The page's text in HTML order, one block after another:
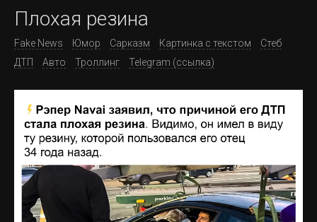
Плохая резина
Fake News Юмор Сарказм Картинка с текстом
Стеб
ДТП
Авто Троллинг Telegram (ссылка)